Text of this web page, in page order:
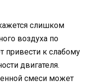
слишком
воздуха по
привести к слабому
двигателя.
смеси может